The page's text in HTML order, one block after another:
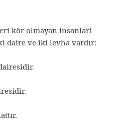
kör olmayan insanlar!
daire ve iki levha vardır: